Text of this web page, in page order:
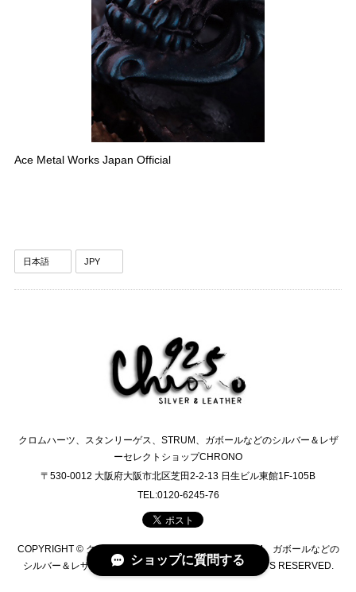
Ace Metal Works Japan Official
クロムハーツ、スタンリーゲス、STRUM、ガボールなどのシルバー＆レザ
ーセレクトショップCHRONO
〒530-0012 大阪府大阪市北区芝田2-2-13 日生ビル東館1F-105B
TEL:0120-6245-76
COPYRIGHT © クロムハーツ、スタンリーゲス、STRUM、ガボールなどの
シルバー＆レザーセレクトショップCHRONO ALL RIGHTS RESERVED.
ショップに質問する